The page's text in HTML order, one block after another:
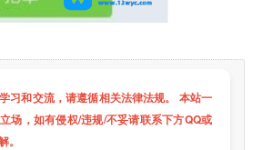
习和交流，请遵循相关法律法规。 本站一
场，如有侵权/违规/不妥请联系下方QQ或
。